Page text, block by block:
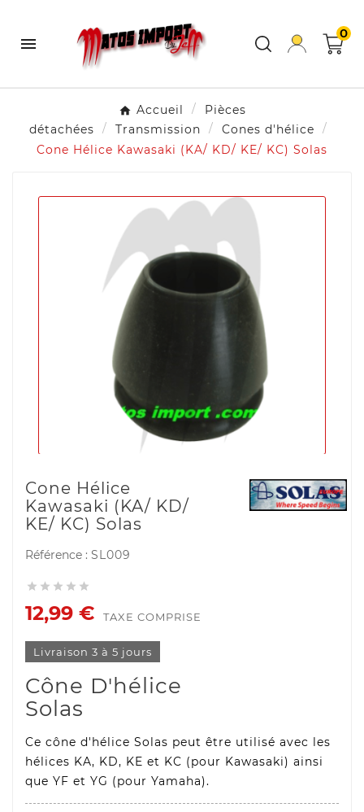

0
Accueil
Pièces
détachées
Transmission
Cones d'hélice
Cone Hélice Kawasaki (KA/ KD/ KE/ KC) Solas
Cone Hélice
Kawasaki (KA/ KD/
KE/ KC) Solas
Référence : SL009
    
12,99 € TAXE COMPRISE
Livraison 3 à 5 jours
Cône D'hélice
Solas
Ce cône d'hélice Solas peut être utilisé avec les
hélices KA, KD, KE et KC (pour Kawasaki) ainsi
que YF et YG (pour Yamaha).